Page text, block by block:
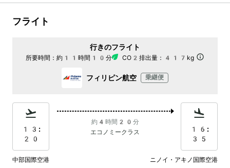
フライト
行きのフライト
所要時間： 約11時間10分 CO2排出量： 417kg
フィリピン航空 乗継便
13:
20
約4時間20分
エコノミークラス
16:
35
中部国際空港 ニノイ・アキノ国際空港